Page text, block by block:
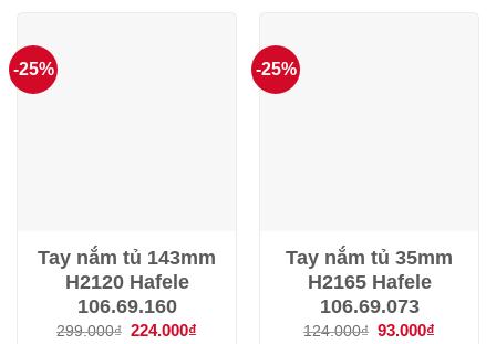
42.000₫.
-25%
Tay nắm tủ 143mm
H2120 Hafele
106.69.160
299.000₫ Giá
224.000₫
-25%
Tay nắm tủ 35mm
H2165 Hafele
106.69.073
124.000₫ Giá
93.000₫